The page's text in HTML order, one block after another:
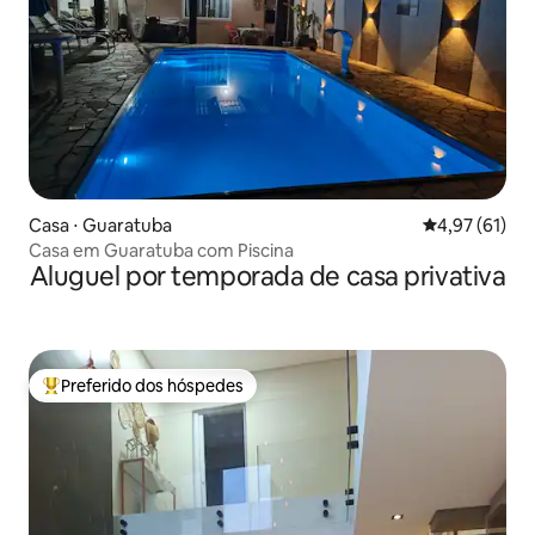
Casa ⋅ Guaratuba 4,97 de uma
4,97 (61)
Casa em Guaratuba com Piscina
Aluguel por temporada de casa privativa
Entre os melhores preferidos dos hóspedes
Preferido dos hóspedes